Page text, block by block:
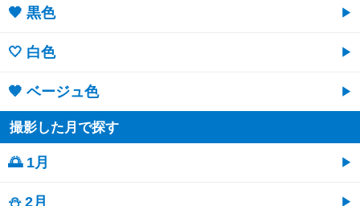
🖤 黒色
🤍 白色
🤎 ベージュ色
撮影した月で探す
🌅 1月
⛄ 2月